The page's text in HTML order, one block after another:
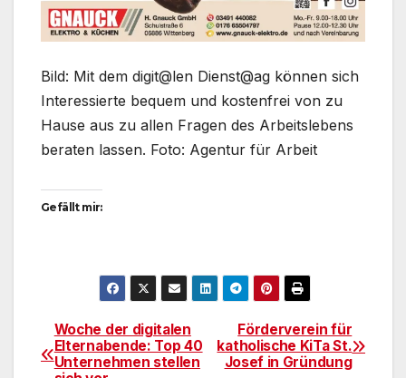
Bild: Mit dem digit@len Dienst@ag können sich
Interessierte bequem und kostenfrei von zu
Hause aus zu allen Fragen des Arbeitslebens
beraten lassen. Foto: Agentur für Arbeit
Gefällt mir:
Beitragsnavigation
Förderverein für
katholische KiTa St.
Josef in Gründung
Woche der digitalen
Elternabende: Top 40
Unternehmen stellen